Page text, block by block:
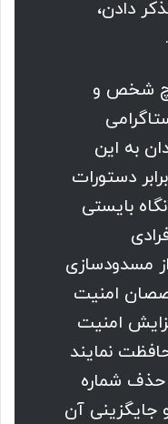
دادن،
شخص و‌
به این
دستورات
بایستی
مسدودسازی
امنیت
امنیت
نمایند
حذف شماره
جایگزینی آن